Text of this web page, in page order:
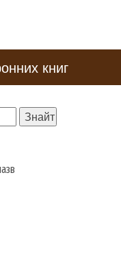
книг